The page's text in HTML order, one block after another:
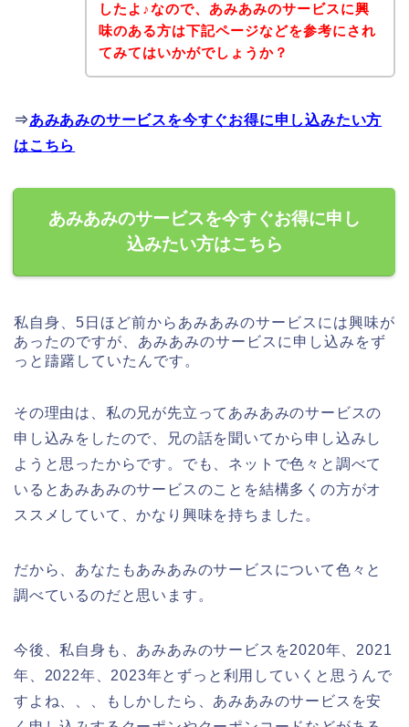
したよ♪なので、あみあみのサービスに興
味のある方は下記ページなどを参考にされ
てみてはいかがでしょうか？
⇒あみあみのサービスを今すぐお得に申し込みたい方
はこちら
あみあみのサービスを今すぐお得に申し
込みたい方はこちら
私自身、5日ほど前からあみあみのサービスには興味が
あったのですが、あみあみのサービスに申し込みをず
っと躊躇していたんです。
その理由は、私の兄が先立ってあみあみのサービスの
申し込みをしたので、兄の話を聞いてから申し込みし
ようと思ったからです。でも、ネットで色々と調べて
いるとあみあみのサービスのことを結構多くの方がオ
ススメしていて、かなり興味を持ちました。
だから、あなたもあみあみのサービスについて色々と
調べているのだと思います。
今後、私自身も、あみあみのサービスを2020年、2021
年、2022年、2023年とずっと利用していくと思うんで
すよね、、、もしかしたら、あみあみのサービスを安